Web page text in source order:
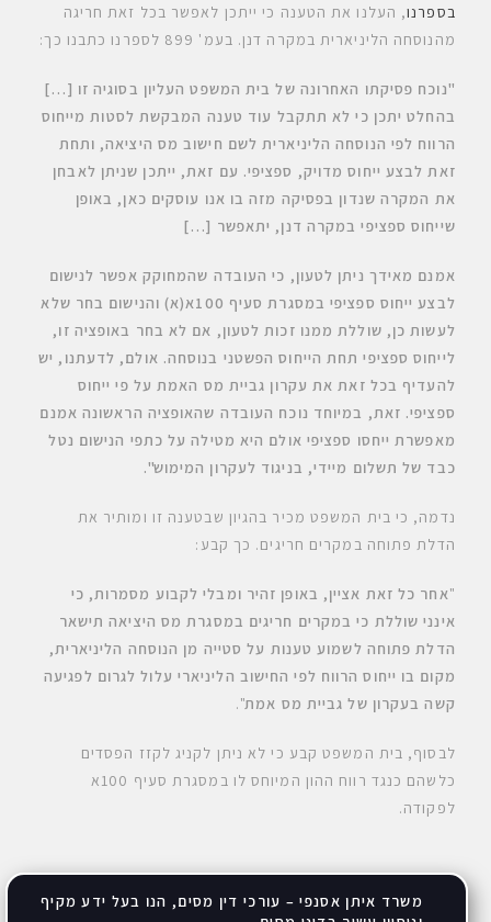
בספרנו, העלנו את הטענה כי ייתכן לאפשר בכל זאת חריגה
מהנוסחה הליניארית במקרה דנן. בעמ' 899 לספרנו כתבנו כך:
"נוכח פסיקתו האחרונה של בית המשפט העליון בסוגיה זו […]
בהחלט יתכן כי לא תתקבל עוד טענה המבקשת לסטות מייחוס
הרווח לפי הנוסחה הליניארית לשם חישוב מס היציאה, ותחת
זאת לבצע ייחוס מדויק, ספציפי. עם זאת, ייתכן שניתן לאבחן
את המקרה שנדון בפסיקה מזה בו אנו עוסקים כאן, באופן
שייחוס ספציפי במקרה דנן, יתאפשר […]
אמנם מאידך ניתן לטעון, כי העובדה שהמחוקק אפשר לנישום
לבצע ייחוס ספציפי במסגרת סעיף 100א(א) והנישום בחר שלא
לעשות כן, שוללת ממנו זכות לטעון, אם לא בחר באופציה זו,
לייחוס ספציפי תחת הייחוס הפשטני בנוסחה. אולם, לדעתנו, יש
להעדיף בכל זאת את עקרון גביית מס האמת על פי ייחוס
ספציפי. זאת, במיוחד נוכח העובדה שהאופציה הראשונה אמנם
מאפשרת ייחסו ספציפי אולם היא מטילה על כתפי הנישום נטל
כבד של תשלום מיידי, בניגוד לעקרון המימוש".
נדמה, כי בית המשפט מכיר בהגיון שבטענה זו ומותיר את
הדלת פתוחה במקרים חריגים. כך קבע:
"אחר כל זאת אציין, באופן זהיר ומבלי לקבוע מסמרות, כי
אינני שוללת כי במקרים חריגים במסגרת מס היציאה תישאר
הדלת פתוחה לשמוע טענות על סטייה מן הנוסחה הליניארית,
מקום בו ייחוס הרווח לפי החישוב הליניארי עלול לגרום לפגיעה
קשה בעקרון של גביית מס אמת".
לבסוף, בית המשפט קבע כי לא ניתן לקניג לקזז הפסדים
כלשהם כנגד רווח ההון המיוחס לו במסגרת סעיף 100א
לפקודה.
משרד איתן אסנפי – עורכי דין מסים, הנו בעל ידע מקיף